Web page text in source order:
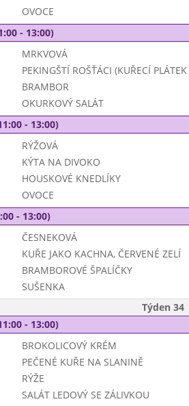
OVOCE
- 13:00)
MRKVOVÁ
PEKINGŠTÍ ROŠŤÁCI (KUŘECÍ
BRAMBOR
OKURKOVÝ SALÁT
- 13:00)
RÝŽOVÁ
KÝTA NA DIVOKO
HOUSKOVÉ KNEDLÍKY
OVOCE
- 13:00)
ČESNEKOVÁ
KUŘE JAKO KACHNA, ČERVENÉ ZELÍ
BRAMBOROVÉ ŠPALÍČKY
SUŠENKA
Týden 34
- 13:00)
BROKOLICOVÝ KRÉM
PEČENÉ KUŘE NA SLANINĚ
RÝŽE
SALÁT LEDOVÝ SE ZÁLIVKOU